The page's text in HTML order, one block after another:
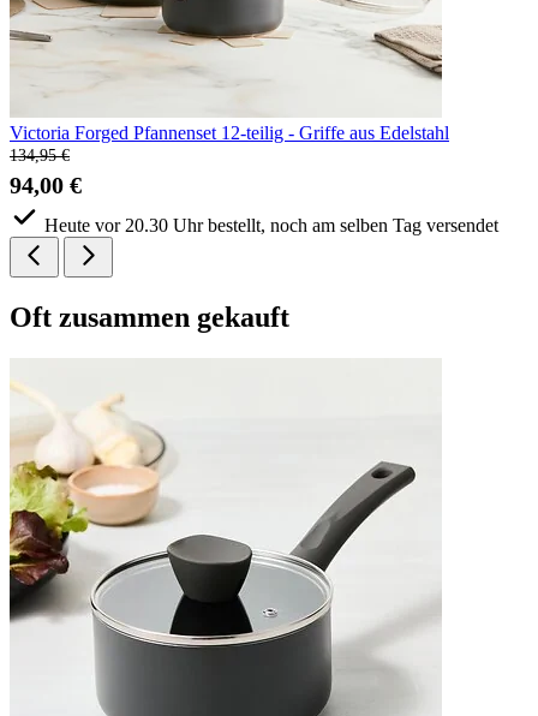
Victoria Forged Pfannenset 12-teilig - Griffe aus Edelstahl
134,95 €
94,00 €
Heute vor 20.30 Uhr bestellt, noch am selben Tag versendet
Oft zusammen gekauft